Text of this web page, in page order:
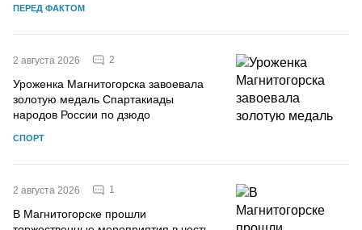
ПЕРЕД ФАКТОМ
2 августа 2026 2
Уроженка Магнитогорска завоевала
золотую медаль Спартакиады
народов России по дзюдо
СПОРТ
2 августа 2026 1
В Магнитогорске прошли